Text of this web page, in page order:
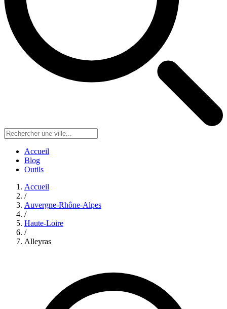
Accueil
Blog
Outils
Accueil
/
Auvergne-Rhône-Alpes
/
Haute-Loire
/
Alleyras